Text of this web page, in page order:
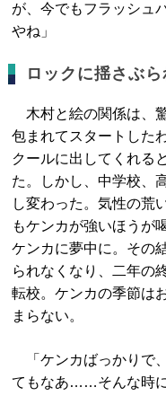
が、今でもフラッシュ
やね」
ロックに揺さぶら
木村と絵の関係は、
包まれてスタートした
クールに出してくれる
た。しかし、中学校、
し変わった。気性の荒
もケンカが強いほうが
ケンカに夢中に。その
られなくなり、二年の
転校。ケンカの季節は
まらない。
「ケンカばっかりで
てもなあ……そんな時